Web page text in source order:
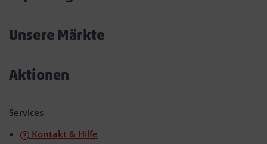
Unsere Märkte
Aktionen
Services
Kontakt & Hilfe